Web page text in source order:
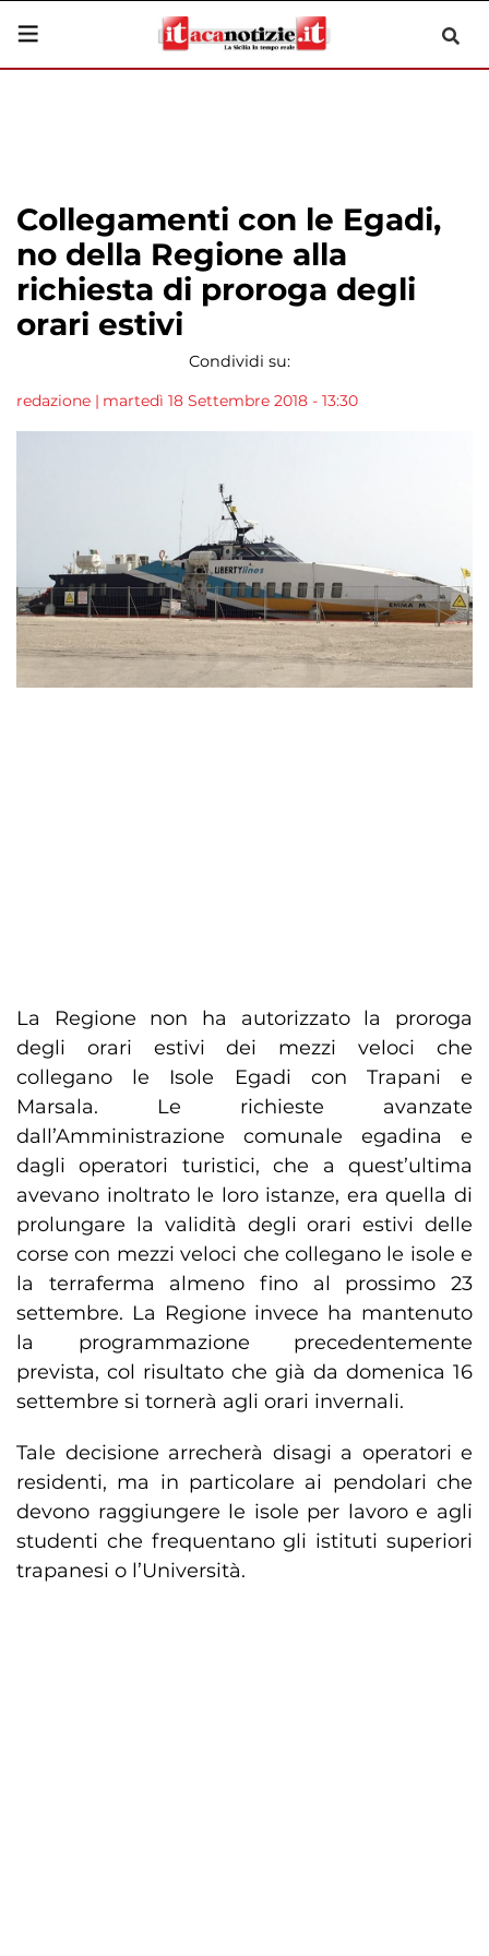
Collegamenti con le Egadi,
no della Regione alla
richiesta di proroga degli
orari estivi
Condividi su:
redazione | martedì 18 Settembre 2018 - 13:30
La Regione non ha autorizzato la proroga
degli orari estivi dei mezzi veloci che
collegano le Isole Egadi con Trapani e
Marsala. Le richieste avanzate
dall’Amministrazione comunale egadina e
dagli operatori turistici, che a quest’ultima
avevano inoltrato le loro istanze, era quella di
prolungare la validità degli orari estivi delle
corse con mezzi veloci che collegano le isole e
la terraferma almeno fino al prossimo 23
settembre. La Regione invece ha mantenuto
la programmazione precedentemente
prevista, col risultato che già da domenica 16
settembre si tornerà agli orari invernali.
Tale decisione arrecherà disagi a operatori e
residenti, ma in particolare ai pendolari che
devono raggiungere le isole per lavoro e agli
studenti che frequentano gli istituti superiori
trapanesi o l’Università.